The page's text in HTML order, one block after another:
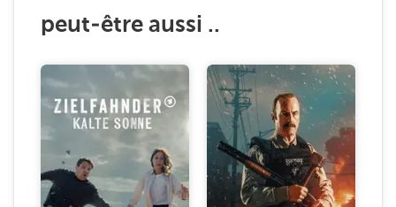
peut-être aussi ..